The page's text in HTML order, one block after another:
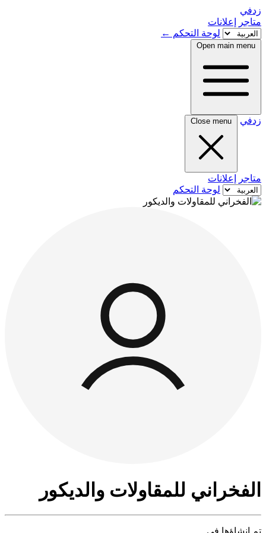
زدفي
متاجر
إعلانات
لوحة التحكم ←
Open main menu
زدفي Close menu
متاجر
إعلانات
لوحة التحكم
الفخراني للمقاولات والديكور
تم إنشاؤها في